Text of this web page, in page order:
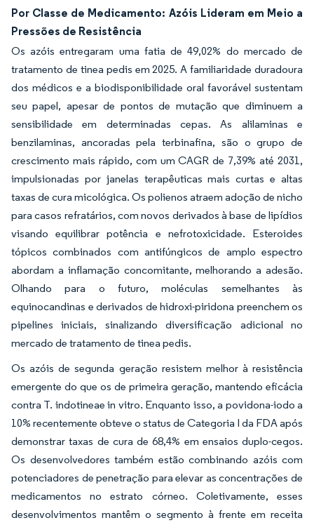
Por Classe de Medicamento: Azóis Lideram em Meio a
Pressões de Resistência
Os azóis entregaram uma fatia de 49,02% do mercado de
tratamento de tinea pedis em 2025. A familiaridade duradoura
dos médicos e a biodisponibilidade oral favorável sustentam
seu papel, apesar de pontos de mutação que diminuem a
sensibilidade em determinadas cepas. As alilaminas e
benzilaminas, ancoradas pela terbinafina, são o grupo de
crescimento mais rápido, com um CAGR de 7,39% até 2031,
impulsionadas por janelas terapêuticas mais curtas e altas
taxas de cura micológica. Os polienos atraem adoção de nicho
para casos refratários, com novos derivados à base de lipídios
visando equilibrar potência e nefrotoxicidade. Esteroides
tópicos combinados com antifúngicos de amplo espectro
abordam a inflamação concomitante, melhorando a adesão.
Olhando para o futuro, moléculas semelhantes às
equinocandinas e derivados de hidroxi-piridona preenchem os
pipelines iniciais, sinalizando diversificação adicional no
mercado de tratamento de tinea pedis.
Os azóis de segunda geração resistem melhor à resistência
emergente do que os de primeira geração, mantendo eficácia
contra T. indotineae in vitro. Enquanto isso, a povidona-iodo a
10% recentemente obteve o status de Categoria I da FDA após
demonstrar taxas de cura de 68,4% em ensaios duplo-cegos.
Os desenvolvedores também estão combinando azóis com
potenciadores de penetração para elevar as concentrações de
medicamentos no estrato córneo. Coletivamente, esses
desenvolvimentos mantêm o segmento à frente em receita